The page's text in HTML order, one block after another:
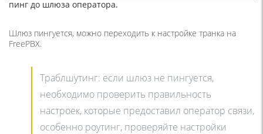
пинг до шлюза оператора.
Шлюз пингуется, можно переходить к настройке транка на
FreePBX.
Траблшутинг: если шлюз не пингуется,
необходимо проверить правильность
настроек, которые предоставил оператор связи,
особенно роутинг, проверяйте настройки